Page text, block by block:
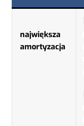
największa
amortyzacja